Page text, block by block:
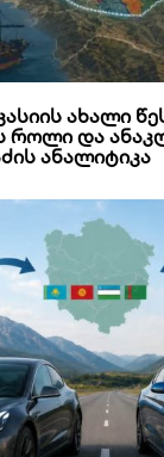
ახალი
როლი და
ანალიტიკა